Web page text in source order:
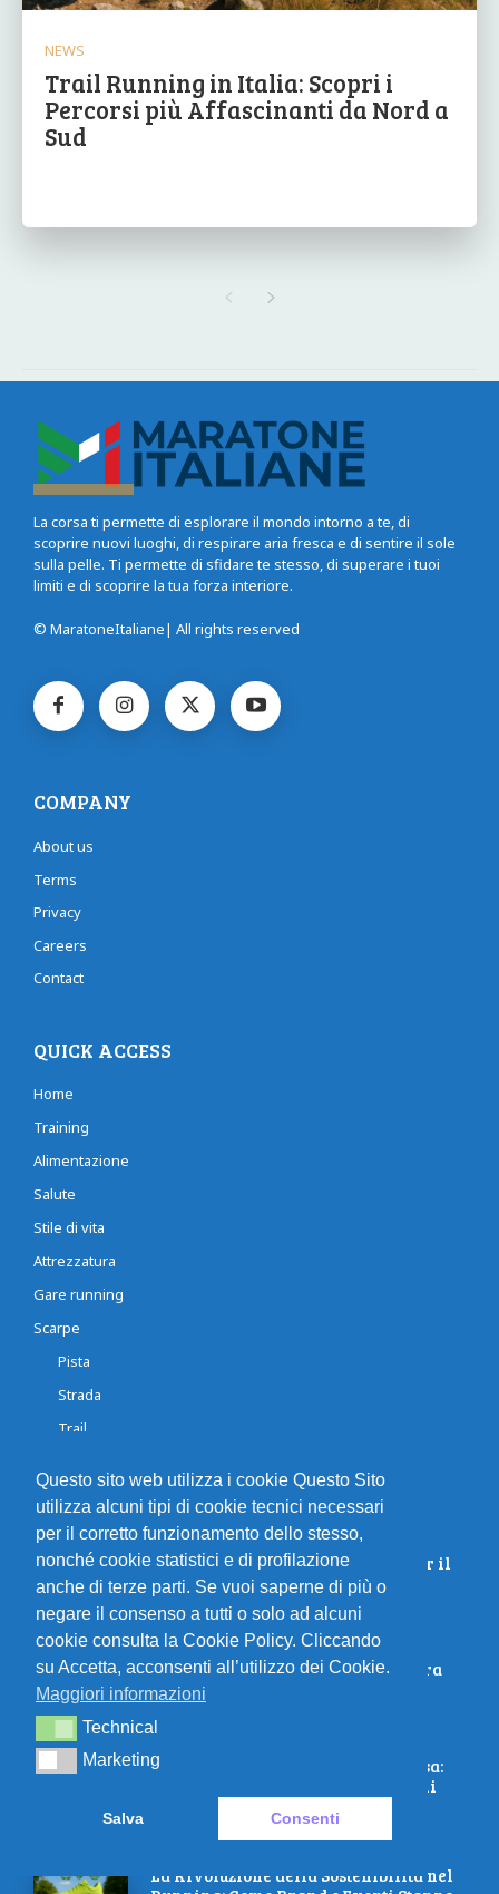
NEWS
Trail Running in Italia: Scopri i
Percorsi più Affascinanti da Nord a
Sud
La corsa ti permette di esplorare il mondo intorno a te, di
scoprire nuovi luoghi, di respirare aria fresca e di sentire il sole
sulla pelle. Ti permette di sfidare te stesso, di superare i tuoi
limiti e di scoprire la tua forza interiore.
© MaratoneItaliane| All rights reserved
COMPANY
About us
Terms
Privacy
Careers
Contact
QUICK ACCESS
Home
Training
Alimentazione
Salute
Stile di vita
Attrezzatura
Gare running
Scarpe
Pista
Strada
Trail
LATEST ARTICLES
Nutrire la tua corsa: carburante per il
successo
La migliore attrezzatura da palestra
per costruire addominali e gambe
Tecnologia Indossabile per la Corsa:
Come Migliorare le Tue Prestazioni
La Rivoluzione della Sostenibilità nel
Questo sito web utilizza i cookie Questo Sito
utilizza alcuni tipi di cookie tecnici necessari
per il corretto funzionamento dello stesso,
nonché cookie statistici e di profilazione
anche di terze parti. Se vuoi saperne di più o
negare il consenso a tutti o solo ad alcuni
cookie consulta la Cookie Policy. Cliccando
su Accetta, acconsenti all’utilizzo dei Cookie.
Maggiori informazioni
TechnicalTechnical
MarketingMarketing
Salva Consenti